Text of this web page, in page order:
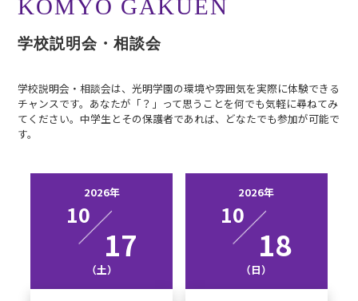
KOMYO GAKUEN
学校説明会・相談会
学校説明会・相談会は、光明学園の環境や雰囲気を実際に体験できる
チャンスです。あなたが「？」って思うことを何でも気軽に尋ねてみ
てください。中学生とその保護者であれば、どなたでも参加が可能で
す。
2026年
10
17
（土）
2026年
10
18
（日）